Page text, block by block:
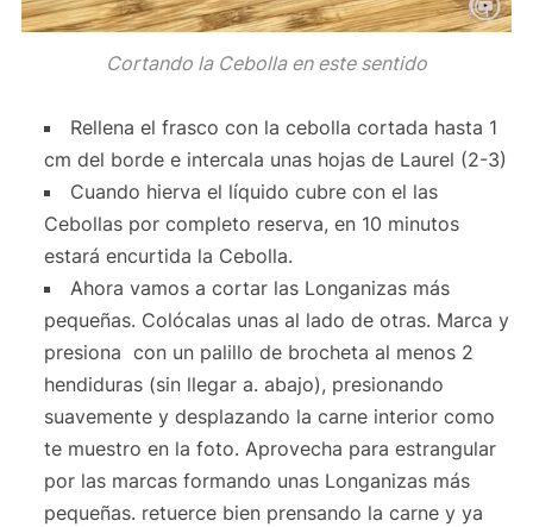
Cortando la Cebolla en este sentido
Rellena el frasco con la cebolla cortada hasta 1
cm del borde e intercala unas hojas de Laurel (2-3)
Cuando hierva el líquido cubre con el las
Cebollas por completo reserva, en 10 minutos
estará encurtida la Cebolla.
Ahora vamos a cortar las Longanizas más
pequeñas. Colócalas unas al lado de otras. Marca y
presiona con un palillo de brocheta al menos 2
hendiduras (sin llegar a. abajo), presionando
suavemente y desplazando la carne interior como
te muestro en la foto. Aprovecha para estrangular
por las marcas formando unas Longanizas más
pequeñas. retuerce bien prensando la carne y ya